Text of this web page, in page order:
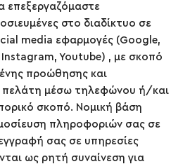
επεξεργαζόμαστε
στο διαδίκτυο σε
media εφαρμογές (Google,
Youtube) , με σκοπό
προώθησης και
πελάτη μέσω τηλεφώνου ή/και
σκοπό. Νομική βάση
πληροφοριών σας σε
σας σε υπηρεσίες
ως ρητή συναίνεση για